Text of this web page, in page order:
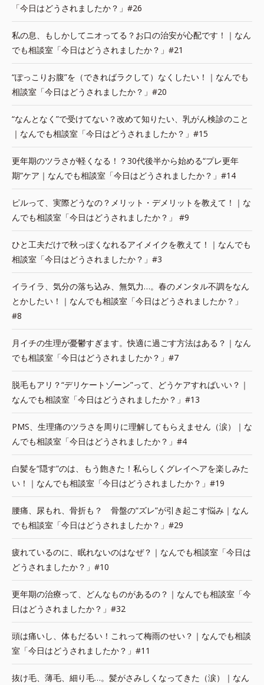
「今日はどうされましたか？」#26
私の息、もしかしてニオってる？お口の治安が心配です！｜なん
でも相談室「今日はどうされましたか？」#21
“ぽっこりお腹”を（できればラクして）なくしたい！｜なんでも
相談室「今日はどうされましたか？」#20
“なんとなく”で受けてない？改めて知りたい、乳がん検診のこと
｜なんでも相談室「今日はどうされましたか？」#15
更年期のツラさが軽くなる！？30代後半から始める“プレ更年
期”ケア｜なんでも相談室「今日はどうされましたか？」#14
ピルって、実際どうなの？メリット・デメリットを教えて！｜な
んでも相談室「今日はどうされましたか？」 #9
ひと工夫だけで秋っぽくなれるアイメイクを教えて！｜なんでも
相談室「今日はどうされましたか？」#3
イライラ、気分の落ち込み、無気力…。春のメンタル不調をなん
とかしたい！｜なんでも相談室「今日はどうされましたか？」
#8
月イチの生理が憂鬱すぎます。快適に過ごす方法はある？｜なん
でも相談室「今日はどうされましたか？」#7
脱毛もアリ？“デリケートゾーン”って、どうケアすればいい？｜
なんでも相談室「今日はどうされましたか？」#13
PMS、生理痛のツラさを周りに理解してもらえません（涙）｜な
んでも相談室「今日はどうされましたか？」#4
白髪を“隠す”のは、もう飽きた！私らしくグレイヘアを楽しみた
い！｜なんでも相談室「今日はどうされましたか？」#19
腰痛、尿もれ、骨折も？ 骨盤の“ズレ”が引き起こす悩み｜なん
でも相談室「今日はどうされましたか？」#29
疲れているのに、眠れないのはなぜ？｜なんでも相談室「今日は
どうされましたか？」#10
更年期の治療って、どんなものがあるの？｜なんでも相談室「今
日はどうされましたか？」#32
頭は痛いし、体もだるい！これって梅雨のせい？｜なんでも相談
室「今日はどうされましたか？」#11
抜け毛、薄毛、細り毛…。髪がさみしくなってきた（涙）｜なん